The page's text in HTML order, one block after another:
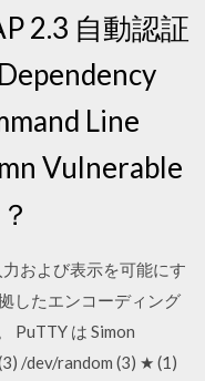
2.3 自動認証
Line
Vulnerable
および表示を可能にす
したエンコーディング
PuTTY は Simon
/dev/random (3) ★ (1)